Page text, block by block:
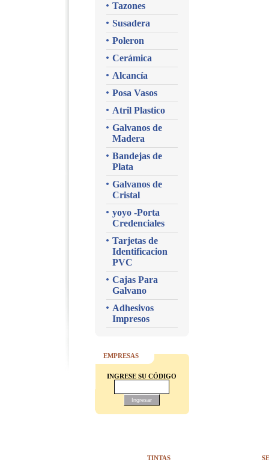
Tazones
Susadera
Poleron
Cerámica
Alcancía
Posa Vasos
Atril Plastico
Galvanos de
Madera
Bandejas de
Plata
Galvanos de
Cristal
yoyo -Porta
Credenciales
Tarjetas de
Identificacion
PVC
Cajas Para
Galvano
Adhesivos
Impresos
EMPRESAS
INGRESE SU CÓDIGO
TINTAS